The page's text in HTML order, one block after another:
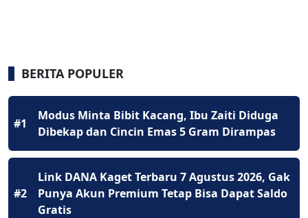
BERITA POPULER
#1
Modus Minta Bibit Kacang, Ibu Zaiti Diduga
Dibekap dan Cincin Emas 5 Gram Dirampas
#2
Link DANA Kaget Terbaru 7 Agustus 2026, Gak
Punya Akun Premium Tetap Bisa Dapat Saldo
Gratis